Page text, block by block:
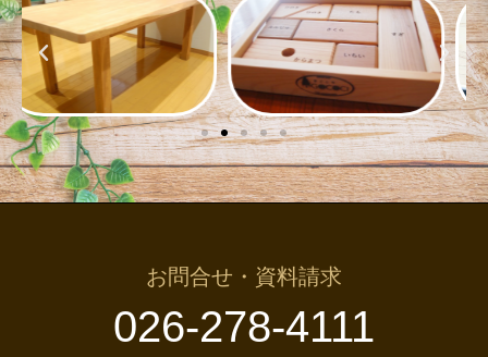
お問合せ・資料請求
026-278-4111